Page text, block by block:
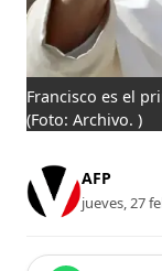
Francisco es el
(Foto: Archivo. )
AFP
jueves, 27